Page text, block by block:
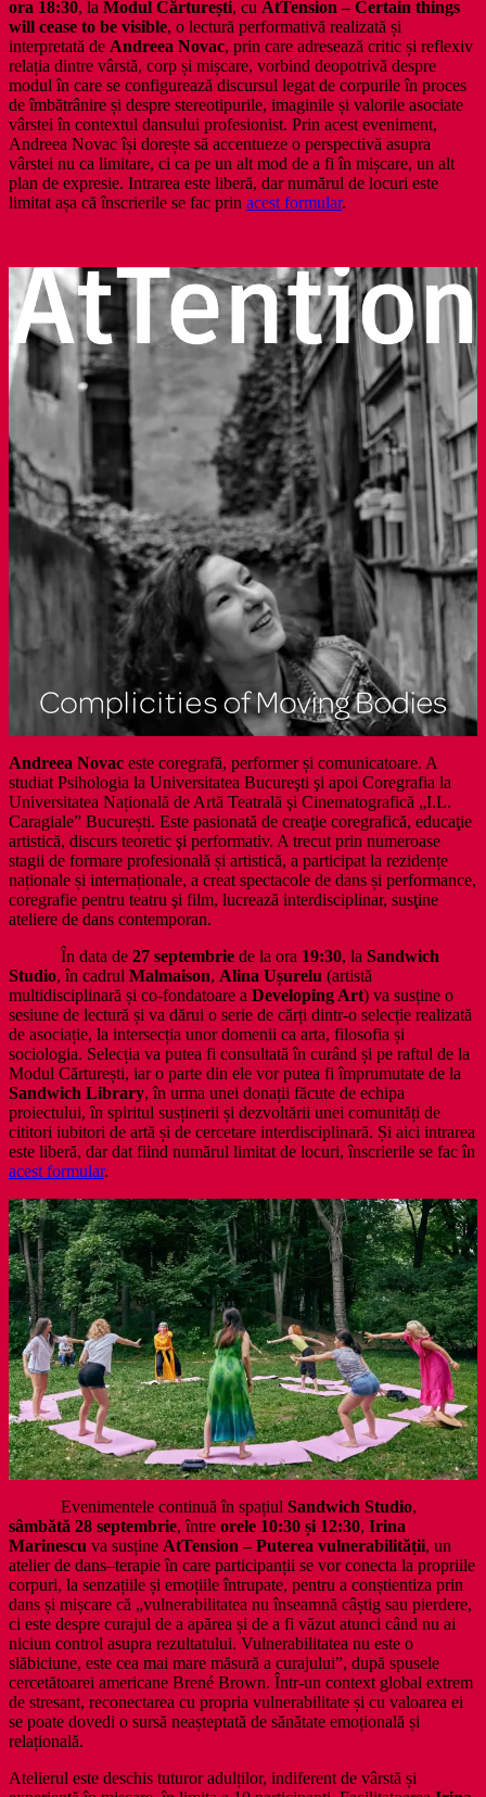
ora 18:30, la Modul Cărturești, cu AtTension – Certain things
will cease to be visible, o lectură performativă realizată și
interpretată de Andreea Novac, prin care adresează critic și reflexiv
relația dintre vârstă, corp și mișcare, vorbind deopotrivă despre
modul în care se configurează discursul legat de corpurile în proces
de îmbătrânire și despre stereotipurile, imaginile și valorile asociate
vârstei în contextul dansului profesionist. Prin acest eveniment,
Andreea Novac își dorește să accentueze o perspectivă asupra
vârstei nu ca limitare, ci ca pe un alt mod de a fi în mișcare, un alt
plan de expresie. Intrarea este liberă, dar numărul de locuri este
limitat așa că înscrierile se fac prin acest formular.
Andreea Novac este coregrafă, performer și comunicatoare. A
studiat Psihologia la Universitatea Bucureşti şi apoi Coregrafia la
Universitatea Națională de Artă Teatrală şi Cinematografică „I.L.
Caragiale” București. Este pasionată de creaţie coregrafică, educaţie
artistică, discurs teoretic şi performativ. A trecut prin numeroase
stagii de formare profesională și artistică, a participat la rezidențe
naționale și internaționale, a creat spectacole de dans și performance,
coregrafie pentru teatru şi film, lucrează interdisciplinar, susţine
ateliere de dans contemporan.
În data de 27 septembrie de la ora 19:30, la Sandwich
Studio, în cadrul Malmaison, Alina Ușurelu (artistă
multidisciplinară și co-fondatoare a Developing Art) va susține o
sesiune de lectură și va dărui o serie de cărți dintr-o selecție realizată
de asociație, la intersecția unor domenii ca arta, filosofia și
sociologia. Selecția va putea fi consultată în curând și pe raftul de la
Modul Cărturești, iar o parte din ele vor putea fi împrumutate de la
Sandwich Library, în urma unei donații făcute de echipa
proiectului, în spiritul susținerii și dezvoltării unei comunități de
cititori iubitori de artă și de cercetare interdisciplinară. Și aici intrarea
este liberă, dar dat fiind numărul limitat de locuri, înscrierile se fac în
acest formular.
Evenimentele continuă în spațiul Sandwich Studio,
sâmbătă 28 septembrie, între orele 10:30 și 12:30, Irina
Marinescu va susține AtTension – Puterea vulnerabilității, un
atelier de dans–terapie în care participanții se vor conecta la propriile
corpuri, la senzațiile și emoțiile întrupate, pentru a conștientiza prin
dans și mișcare că „vulnerabilitatea nu înseamnă câștig sau pierdere,
ci este despre curajul de a apărea și de a fi văzut atunci când nu ai
niciun control asupra rezultatului. Vulnerabilitatea nu este o
slăbiciune, este cea mai mare măsură a curajului”, după spusele
cercetătoarei americane Brené Brown. Într-un context global extrem
de stresant, reconectarea cu propria vulnerabilitate și cu valoarea ei
se poate dovedi o sursă neașteptată de sănătate emoțională și
relațională.
Atelierul este deschis tuturor adulților, indiferent de vârstă și